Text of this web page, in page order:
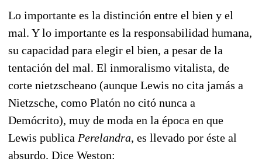
Lo importante es la distinción entre el bien y el
mal. Y lo importante es la responsabilidad humana,
su capacidad para elegir el bien, a pesar de la
tentación del mal. El inmoralismo vitalista, de
corte nietzscheano (aunque Lewis no cita jamás a
Nietzsche, como Platón no citó nunca a
Demócrito), muy de moda en la época en que
Lewis publica Perelandra, es llevado por éste al
absurdo. Dice Weston: